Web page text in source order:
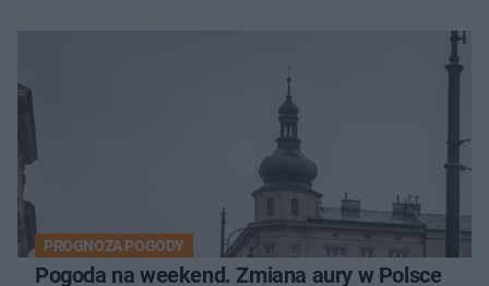
PROGNOZA POGODY
Pogoda na weekend. Zmiana aury w Polsce